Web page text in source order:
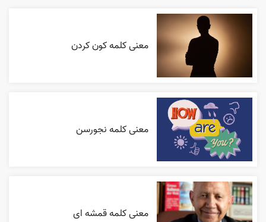
معنی کلمه کون کردن
معنی کلمه نجورسن
معنی کلمه قمشه ای